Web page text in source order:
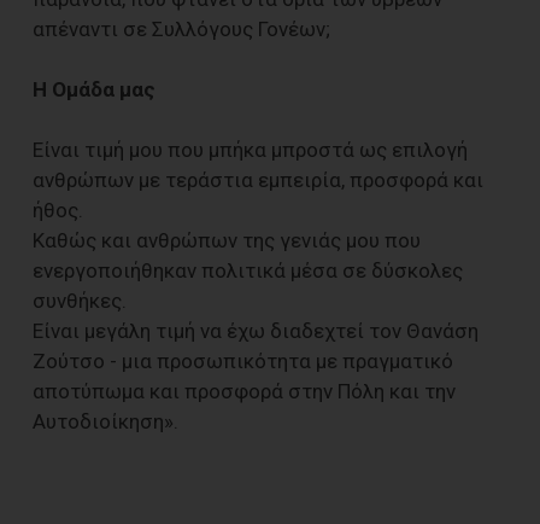
απέναντι σε Συλλόγους Γονέων;
Η Ομάδα μας
Είναι τιμή μου που μπήκα μπροστά ως επιλογή
ανθρώπων με τεράστια εμπειρία, προσφορά και
ήθος.
Καθώς και ανθρώπων της γενιάς μου που
ενεργοποιήθηκαν πολιτικά μέσα σε δύσκολες
συνθήκες.
Είναι μεγάλη τιμή να έχω διαδεχτεί τον Θανάση
Ζούτσο - μια προσωπικότητα με πραγματικό
αποτύπωμα και προσφορά στην Πόλη και την
Αυτοδιοίκηση».